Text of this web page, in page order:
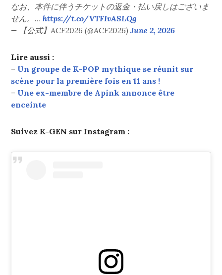
なお、本件に伴うチケットの返金・払い戻しはございま
せん。…https://t.co/VTFIvASLQg
— 【公式】ACF2026 (@ACF2026)June 2, 2026
Lire aussi :
– Un groupe de K-POP mythique se réunit sur
scène pour la première fois en 11 ans !
– Une ex-membre de Apink annonce être
enceinte
Suivez K-GEN sur Instagram :